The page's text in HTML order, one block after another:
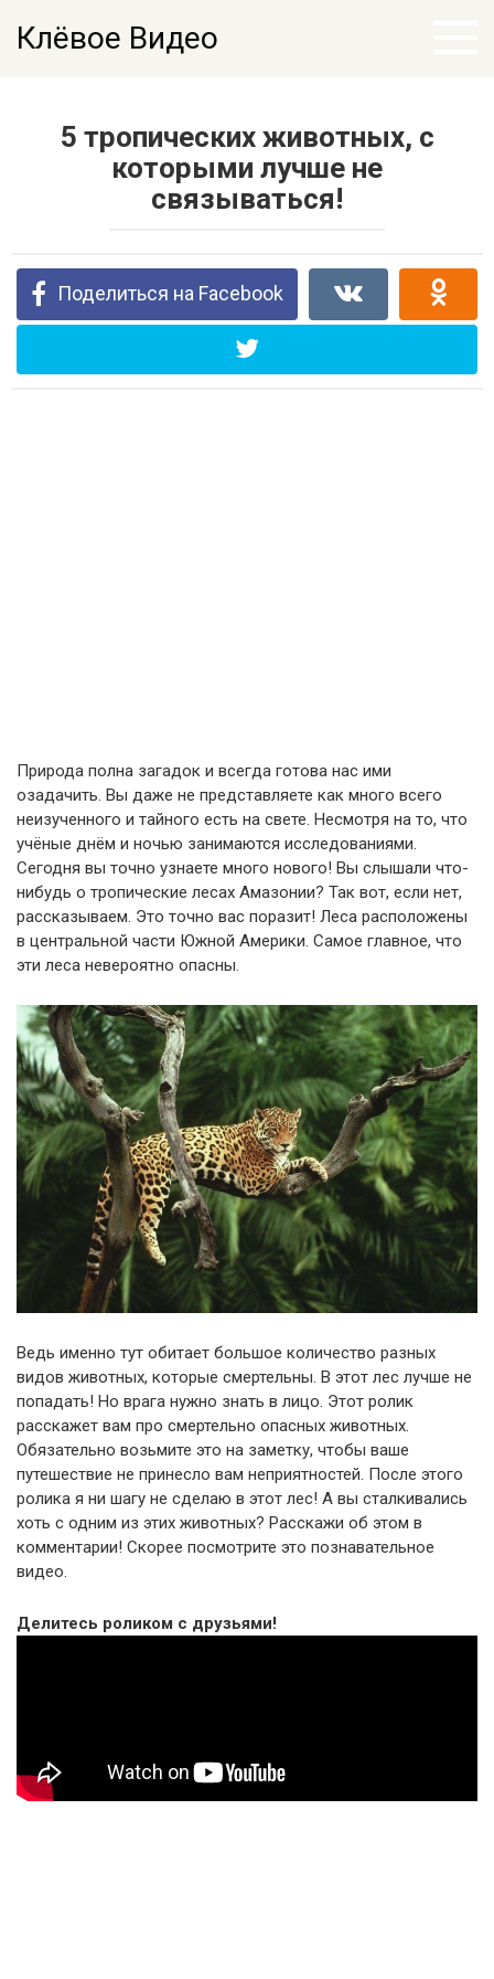
Клёвое Видео
5 тропических животных, с
которыми лучше не
связываться!
Поделиться на Facebook
Природа полна загадок и всегда готова нас ими
озадачить. Вы даже не представляете как много всего
неизученного и тайного есть на свете. Несмотря на то, что
учёные днём и ночью занимаются исследованиями.
Сегодня вы точно узнаете много нового! Вы слышали что-
нибудь о тропические лесах Амазонии? Так вот, если нет,
рассказываем. Это точно вас поразит! Леса расположены
в центральной части Южной Америки. Самое главное, что
эти леса невероятно опасны.
Ведь именно тут обитает большое количество разных
видов животных, которые смертельны. В этот лес лучше не
попадать! Но врага нужно знать в лицо. Этот ролик
расскажет вам про смертельно опасных животных.
Обязательно возьмите это на заметку, чтобы ваше
путешествие не принесло вам неприятностей. После этого
ролика я ни шагу не сделаю в этот лес! А вы сталкивались
хоть с одним из этих животных? Расскажи об этом в
комментарии! Скорее посмотрите это познавательное
видео.
Делитесь роликом с друзьями!